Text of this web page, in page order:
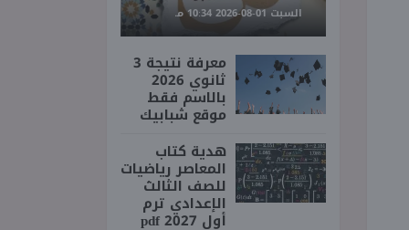
السبت 01-08-2026 10:34 مـ
معرفة نتيجة 3
ثانوي 2026
بالاسم فقط
موقع شبابيك
هدية كتاب
المعاصر رياضيات
للصف الثالث
الإعدادي ترم
أول 2027 pdf